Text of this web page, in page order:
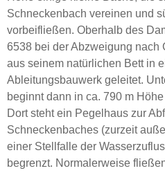
Schneckenbach vereinen und
vorbeifließen. Oberhalb des
6538 bei der Abzweigung nach
aus seinem natürlichen Bett in
Ableitungsbauwerk geleitet.
beginnt dann in ca. 790 m
Dort steht ein Pegelhaus zur
Schneckenbaches (zurzeit
einer Stellfalle der
begrenzt. Normalerweise